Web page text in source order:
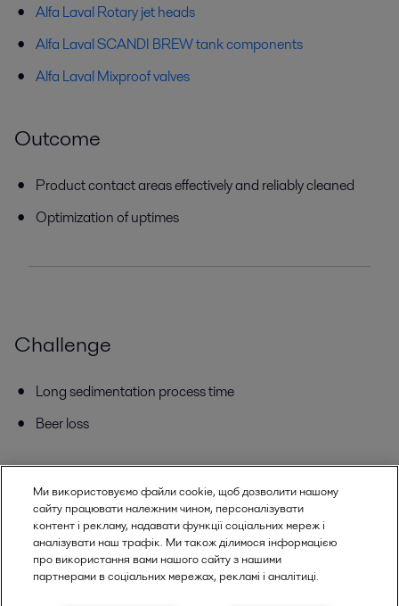
Alfa Laval Rotary jet heads
Alfa Laval SCANDI BREW tank components
Alfa Laval Mixproof valves
Outcome
Product contact areas effectively and reliably cleaned
Optimization of uptimes
Challenge
Long sedimentation process time
Beer loss
Solution
Alfa Laval BREW series separators
Ми використовуємо файли cookie, щоб дозволити нашому
сайту працювати належним чином, персоналізувати
контент і рекламу, надавати функції соціальних мереж і
аналізувати наш трафік. Ми також ділимося інформацією
про використання вами нашого сайту з нашими
партнерами в соціальних мережах, рекламі і аналітиці.